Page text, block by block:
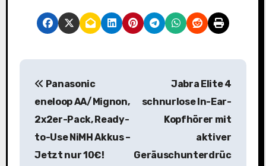
B
Panasonic
eneloop AA/Mignon,
2x2er-Pack, Ready-
to-Use NiMH Akkus –
Jetzt nur 10€!
Jabra Elite 4
schnurlose In-Ear-
Kopfhörer mit
aktiver
Geräuschunterdrüc